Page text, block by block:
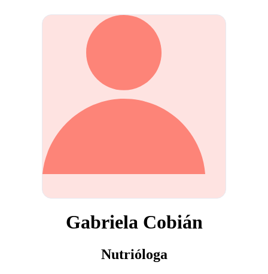
Gabriela Cobián
Nutrióloga